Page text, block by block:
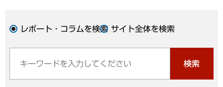
レポート・コラムを検索 サイト全体を検索
検索